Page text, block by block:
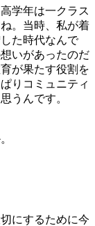
学年は一クラス
。当時、私が着
た時代なんで
いがあったのだ
が果たす役割を
りコミュニティ
うんです。
にするために今